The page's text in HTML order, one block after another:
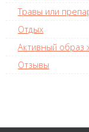
Травы или
Отдых
Активный образ
Отзывы